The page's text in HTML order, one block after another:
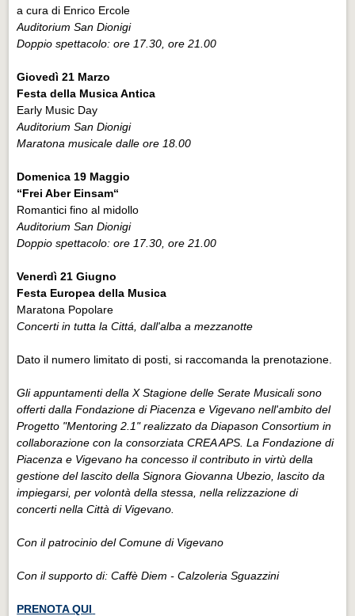
a cura di Enrico Ercole
Auditorium San Dionigi
Doppio spettacolo: ore 17.30, ore 21.00
Giovedì 21 Marzo
Festa della Musica Antica
Early Music Day
Auditorium San Dionigi
Maratona musicale dalle ore 18.00
Domenica 19 Maggio
“Frei Aber Einsam“
Romantici fino al midollo
Auditorium San Dionigi
Doppio spettacolo: ore 17.30, ore 21.00
Venerdì 21 Giugno
Festa Europea della Musica
Maratona Popolare
Concerti in tutta la Cittá, dall'alba a mezzanotte
Dato il numero limitato di posti, si raccomanda la prenotazione.
Gli appuntamenti della X Stagione delle Serate Musicali sono
offerti dalla Fondazione di Piacenza e Vigevano nell'ambito del
Progetto "Mentoring 2.1" realizzato da Diapason Consortium in
collaborazione con la consorziata CREA APS. La Fondazione di
Piacenza e Vigevano ha concesso il contributo in virtù della
gestione del lascito della Signora Giovanna Ubezio, lascito da
impiegarsi, per volontà della stessa, nella relizzazione di
concerti nella Città di Vigevano.
Con il patrocinio del Comune di Vigevano
Con il supporto di: Caffè Diem - Calzoleria Sguazzini
PRENOTA QUI